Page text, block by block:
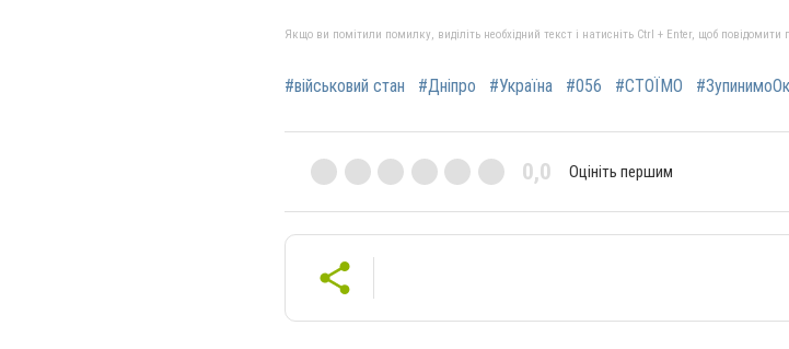
Якщо ви помітили помилку, виділіть необхідний текст і натисніть Ctrl + Enter, щоб повідомити
#військовий стан #Дніпро #Україна #056 #СТОЇМО
0,0 Оцініть першим